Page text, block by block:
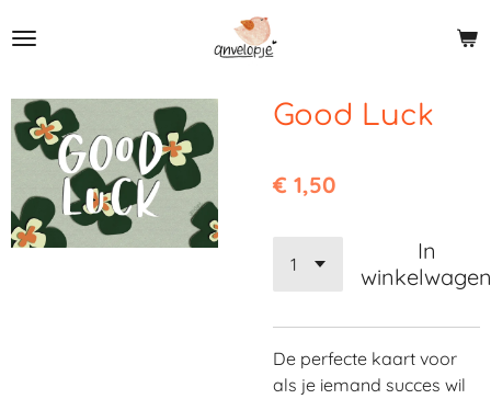
direct
de
hoofdinhoud
Good Luck
€ 1,50
In
winkelwagen
De perfecte kaart voor
als je iemand succes wil